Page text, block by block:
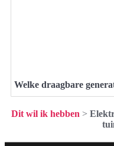
Welke draagbare
Dit wil ik hebben >